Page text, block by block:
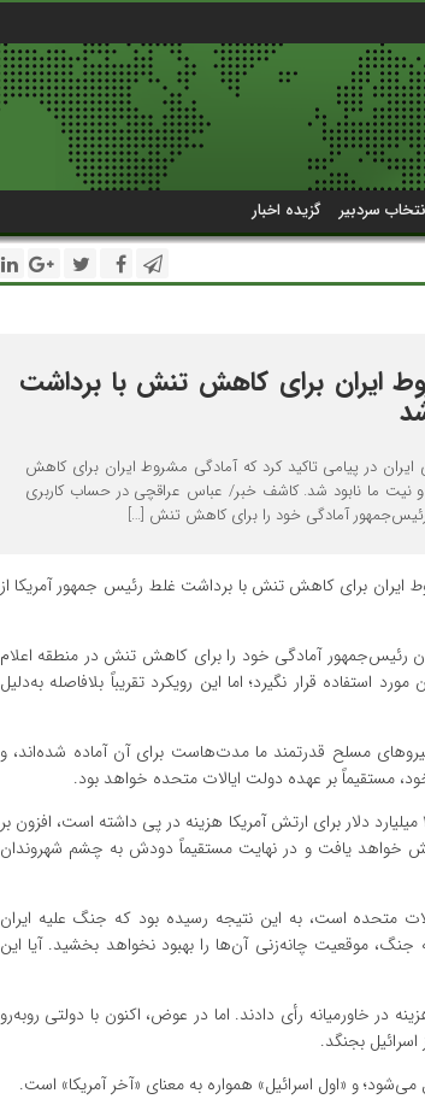
سردبیر گزیده اخبار
ایران برای کاهش تنش با برداشت
در پیامی تاکید کرد که آمادگی مشروط ایران برای کاهش
و نیت ما نابود شد. کاشف خبر/ عباس عراقچی در حساب کاربری
آمادگی خود را برای کاهش تنش […]
ایران برای کاهش تنش با برداشت غلط رئیس جمهور آمریکا از
آمادگی خود را برای کاهش تنش در منطقه اعلام
قرار نگیرد؛ اما این رویکرد تقریباً بلافاصله به‌دلیل
مسلح قدرتمند ما مدت‌هاست برای آن آماده شده‌اند، و
مستقیماً بر عهده دولت ایالات متحده خواهد بود.
وزیر امور خارجه جمهوری اسلامی ایران ادامه داد: ماجراجویی یک‌هفته‌ای آقای ترامپ تاکنون ۱۰۰ میلیارد دلار برای ارتش آمریکا هزینه در پی داشته است، افزون بر
خواهد یافت و در نهایت مستقیماً دودش به چشم شهروندان
دولت ترامپ، که برآیند ارزیابی‌های ۱۸ نهاد اطلاعاتی ایالات متحده است، به این نتیجه رسیده بود که جنگ علیه ایران
موقعیت چانه‌زنی آن‌ها را بهبود نخواهد بخشید. آیا این
در خاورمیانه رأی دادند. اما در عوض، اکنون با دولتی روبه‌رو
بجنگد.
و «اول اسرائیل» همواره به معنای «آخر آمریکا» است.